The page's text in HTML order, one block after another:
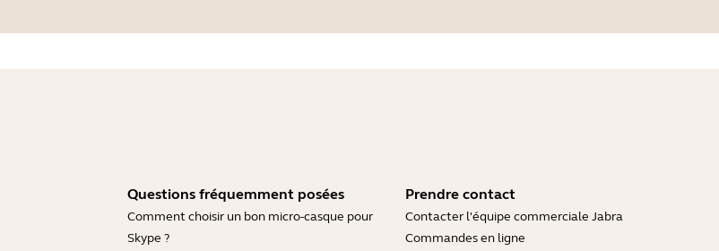
Questions fréquemment posées
Comment choisir un bon micro-casque pour
Skype ?
Prendre contact
Contacter l'équipe commerciale Jabra
Commandes en ligne